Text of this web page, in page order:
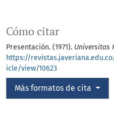
Cómo citar
Presentación. (1971). Universitas
https://
icle/view/10623
Más formatos de cita